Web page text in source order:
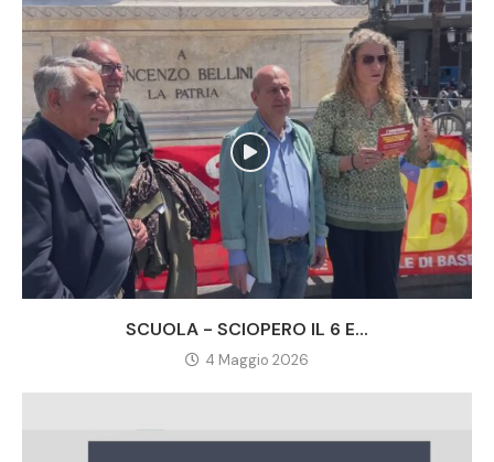
SCUOLA - SCIOPERO IL 6 E...
4 Maggio 2026